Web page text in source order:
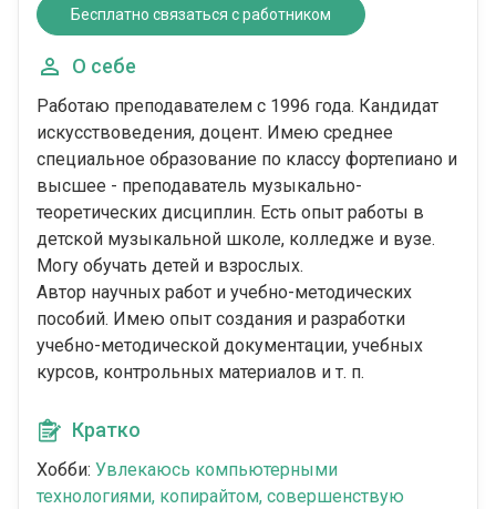
Бесплатно связаться с работником
О себе
Работаю преподавателем с 1996 года. Кандидат
искусствоведения, доцент. Имею среднее
специальное образование по классу фортепиано и
высшее - преподаватель музыкально-
теоретических дисциплин. Есть опыт работы в
детской музыкальной школе, колледже и вузе.
Могу обучать детей и взрослых.
Автор научных работ и учебно-методических
пособий. Имею опыт создания и разработки
учебно-методической документации, учебных
курсов, контрольных материалов и т. п.
Кратко
Хобби: Увлекаюсь компьютерными
технологиями, копирайтом, совершенствую